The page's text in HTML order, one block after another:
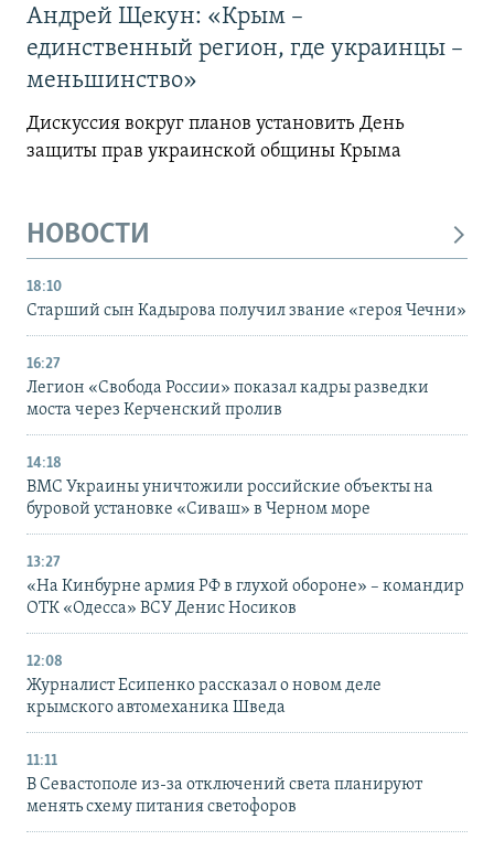
Андрей Щекун: «Крым –
единственный регион, где украинцы –
меньшинство»
Дискуссия вокруг планов установить День
защиты прав украинской общины Крыма
НОВОСТИ
18:10
Старший сын Кадырова получил звание «героя Чечни»
16:27
Легион «Свобода России» показал кадры разведки
моста через Керченский пролив
14:18
ВМС Украины уничтожили российские объекты на
буровой установке «Сиваш» в Черном море
13:27
«На Кинбурне армия РФ в глухой обороне» – командир
ОТК «Одесса» ВСУ Денис Носиков
12:08
Журналист Есипенко рассказал о новом деле
крымского автомеханика Шведа
11:11
В Севастополе из-за отключений света планируют
менять схему питания светофоров